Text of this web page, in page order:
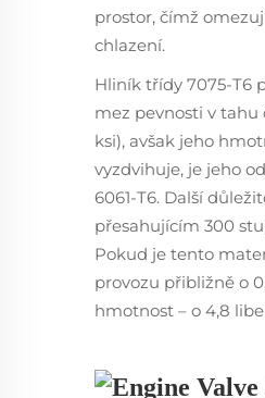
prostor, čímž
chlazení.
Hliník třídy 7075-T6
mez pevnosti v tahu
ksi), avšak jeho
vyzdvihuje, je jeho
6061-T6. Další
přesahujícím 300
Pokud je tento
provozu přibližně o
hmotnost – o 4,8